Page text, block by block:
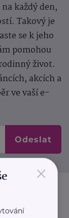
každý den,
Takový je
se k jeho
pomohou
život.
akcích a
ve vaší e-
Odeslat
×